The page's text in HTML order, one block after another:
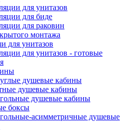
для унитазов
для биде
для раковин
монтажа
для унитазов
для унитазов - готовые
душевые кабины
душевые кабины
душевые кабины
боксы
асимметричные душевые